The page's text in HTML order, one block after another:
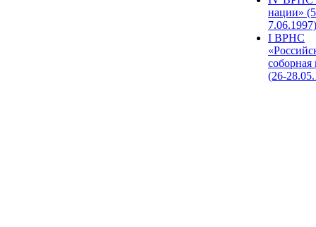
нации»
7.06.1997)
I ВРНС
(26-